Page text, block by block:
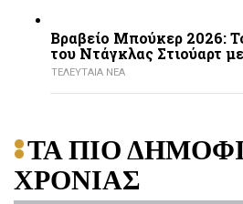
Βραβείο Μπούκερ 2026:
του Ντάγκλας Στιούαρτ
ΤΕΛΕΥΤΑΙΑ ΝΕΑ
ΤΑ ΠΙΟ
ΧΡΟΝΙΑΣ